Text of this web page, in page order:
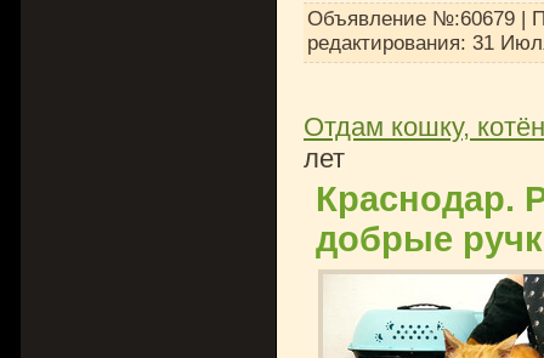
Объявление №:60679 |
редактирования: 31
Отдам кошку,
лет
Краснодар.
добрые